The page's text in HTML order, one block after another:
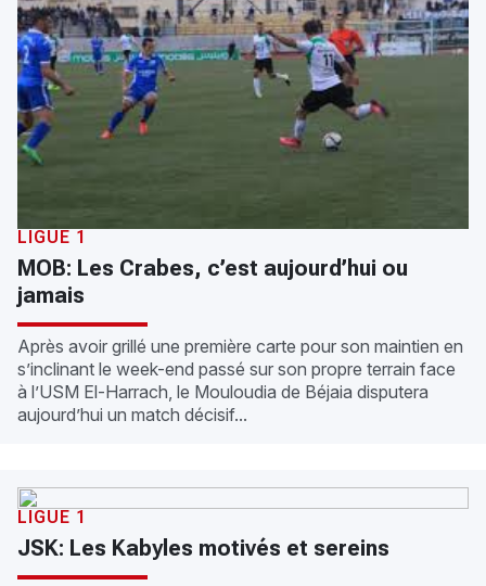
LIGUE 1
MOB: Les Crabes, c’est aujourd’hui ou
jamais
Après avoir grillé une première carte pour son maintien en
s’inclinant le week-end passé sur son propre terrain face
à l’USM El-Harrach, le Mouloudia de Béjaia disputera
aujourd’hui un match décisif...
LIGUE 1
JSK: Les Kabyles motivés et sereins